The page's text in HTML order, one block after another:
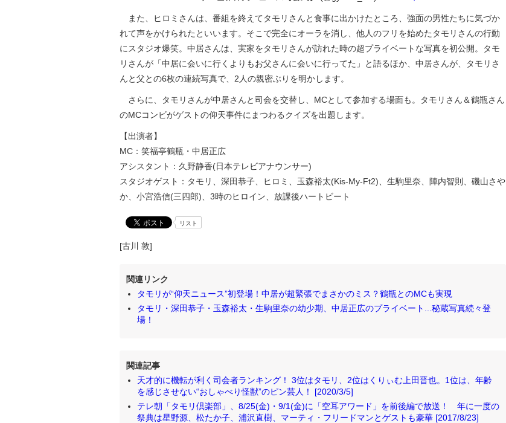
また、ヒロミさんは、番組を終えてタモリさんと食事に出かけたところ、強面の男性たちに気づか
れて声をかけられたといいます。そこで完全にオーラを消し、他人のフリを始めたタモリさんの行動
にスタジオ爆笑。中居さんは、実家をタモリさんが訪れた時の超プライベートな写真を初公開。タモ
リさんが「中居に会いに行くよりもお父さんに会いに行ってた」と語るほか、中居さんが、タモリさ
んと父との6枚の連続写真で、2人の親密ぶりを明かします。
さらに、タモリさんが中居さんと司会を交替し、MCとして参加する場面も。タモリさん＆鶴瓶さん
のMCコンビがゲストの仰天事件にまつわるクイズを出題します。
【出演者】
MC：笑福亭鶴瓶・中居正広
アシスタント：久野静香(日本テレビアナウンサー)
スタジオゲスト：タモリ、深田恭子、ヒロミ、玉森裕太(Kis-My-Ft2)、生駒里奈、陣内智則、磯山さや
か、小宮浩信(三四郎)、3時のヒロイン、放課後ハートビート
リスト
[古川 敦]
関連リンク
タモリが“仰天ニュース”初登場！中居が超緊張でまさかのミス？鶴瓶とのMCも実現
タモリ・深田恭子・玉森裕太・生駒里奈の幼少期、中居正広のプライベート...秘蔵写真続々登
場！
関連記事
天才的に機転が利く司会者ランキング！ 3位はタモリ、2位はくりぃむ上田晋也。1位は、年齢
を感じさせない“おしゃべり怪獣”のピン芸人！ [2020/3/5]
テレ朝「タモリ倶楽部」、8/25(金)・9/1(金)に「空耳アワード」を前後編で放送！ 年に一度の
祭典は星野源、松たか子、浦沢直樹、マーティ・フリードマンとゲストも豪華 [2017/8/23]